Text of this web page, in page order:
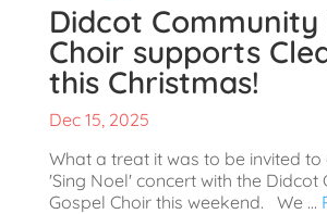
Didcot Community
Choir supports
this Christmas!
Dec 15, 2025
What a treat it was to be invited
'Sing Noel' concert with the Didcot
Gospel Choir this weekend. We ...